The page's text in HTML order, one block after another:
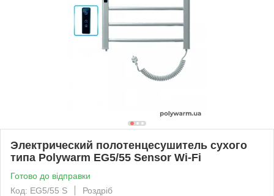
Электрический полотенцесушитель сухого
типа Polywarm EG5/55 Sensor Wi-Fi
Готово до відправки
Код: EG5/55 S
Роздріб